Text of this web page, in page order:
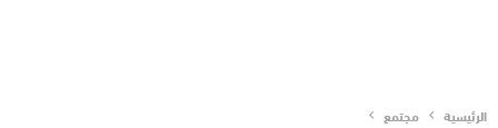
الرئيسية مجتمع